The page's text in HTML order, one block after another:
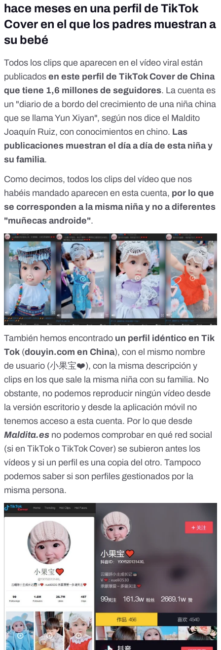
hace meses en una perfil de TikTok
Cover en el que los padres muestran a
su bebé
Todos los clips que aparecen en el vídeo viral están
publicados en este perfil de TikTok Cover de China
que tiene 1,6 millones de seguidores. La cuenta es
un "diario de a bordo del crecimiento de una niña china
que se llama Yun Xiyan", según nos dice el Maldito
Joaquín Ruiz, con conocimientos en chino. Las
publicaciones muestran el día a día de esta niña y
su familia.
Como decimos, todos los clips del vídeo que nos
habéis mandado aparecen en esta cuenta, por lo que
se corresponden a la misma niña y no a diferentes
"muñecas androide".
También hemos encontrado un perfil idéntico en Tik
Tok (douyin.com en China), con el mismo nombre
de usuario (小果宝❤️), con la misma descripción y
clips en los que sale la misma niña con su familia. No
obstante, no podemos reproducir ningún vídeo desde
la versión escritorio y desde la aplicación móvil no
tenemos acceso a esta cuenta. Por lo que desde
Maldita.es no podemos comprobar en qué red social
(si en TikTok o TikTok Cover) se subieron antes los
vídeos y si un perfil es una copia del otro. Tampoco
podemos saber si son perfiles gestionados por la
misma persona.